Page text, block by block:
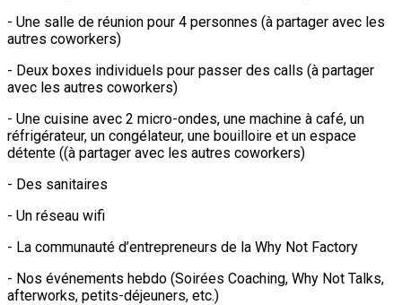
- Une salle de réunion pour 4 personnes (à partager avec les
autres coworkers)
- Deux boxes individuels pour passer des calls (à partager
avec les autres coworkers)
- Une cuisine avec 2 micro-ondes, une machine à café, un
réfrigérateur, un congélateur, une bouilloire et un espace
détente ((à partager avec les autres coworkers)
- Des sanitaires
- Un réseau wifi
- La communauté d’entrepreneurs de la Why Not Factory
- Nos événements hebdo (Soirées Coaching, Why Not Talks,
afterworks, petits-déjeuners, etc.)